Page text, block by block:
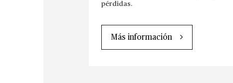
pérdidas.
Más información